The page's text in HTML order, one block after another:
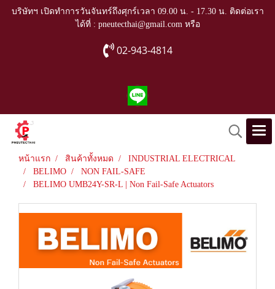
บริษัทฯ เปิดทำการวันจันทร์ถึงศุกร์เวลา 09.00 น. - 17.30 น. ติดต่อเรา
ได้ที่ : pneutecthai@gmail.com หรือ
02-943-4814
หน้าแรก สินค้าทั้งหมด
INDUSTRIAL ELECTRICAL
BELIMO
NON FAIL-SAFE
BELIMO UMB24Y-SR-L | Non Fail-Safe Actuators